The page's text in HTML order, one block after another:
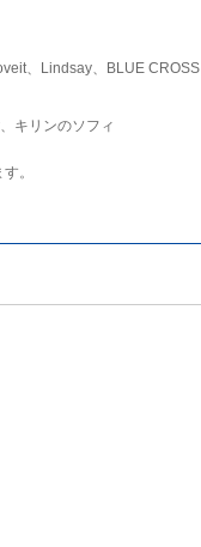
、Lindsay、BLUE CROSS
キリンのソフィ
。